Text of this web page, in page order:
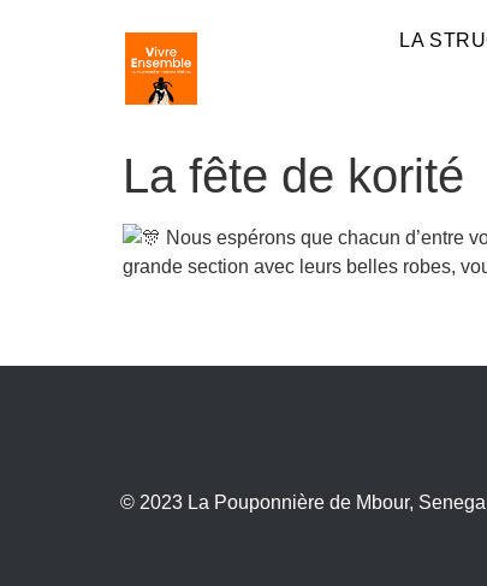
LA
La fête de korité
Nous espérons que chacun d’entre
grande section avec leurs belles robes,
© 2023 La Pouponnière de Mbour, Senegal